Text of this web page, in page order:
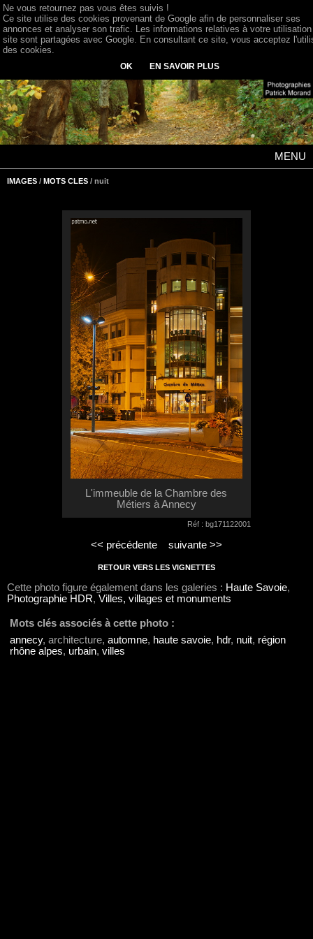
MENU
IMAGES / MOTS CLES / nuit
L'immeuble de la Chambre des
Métiers à Annecy
Réf : bg171122001
<< précédente suivante >>
RETOUR VERS LES VIGNETTES
Cette photo figure également dans les galeries : Haute Savoie,
Photographie HDR, Villes, villages et monuments
Mots clés associés à cette photo :
annecy, architecture, automne, haute savoie, hdr, nuit, région
rhône alpes, urbain, villes
Ne vous retournez pas vous êtes suivis !
Ce site utilise des cookies provenant de Google afin de personnaliser ses
annonces et analyser son trafic. Les informations relatives à votre
site sont partagées avec Google. En consultant ce site, vous acceptez
des cookies.
OK EN SAVOIR PLUS